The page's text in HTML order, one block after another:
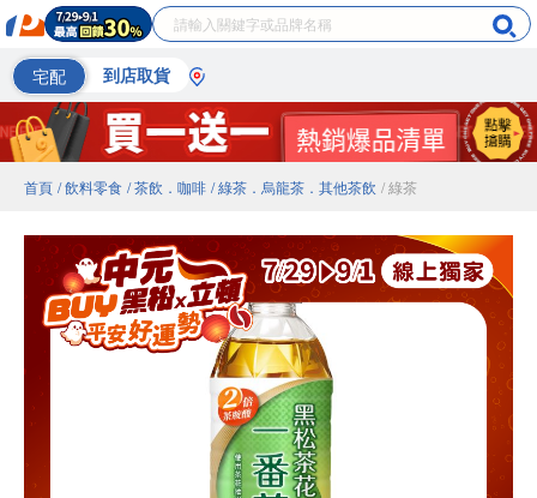
宅配 到店取貨
首頁 / 飲料零食 / 茶飲．咖啡 / 綠茶．烏龍茶．其他茶飲 / 綠茶